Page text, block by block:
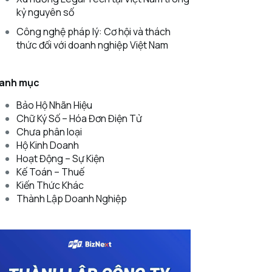
kỷ nguyên số
Công nghệ pháp lý: Cơ hội và thách
thức đối với doanh nghiệp Việt Nam
mục
Bảo Hộ Nhãn Hiệu
Chữ Ký Số – Hóa Đơn Điện Tử
Chưa phân loại
Hộ Kinh Doanh
Hoạt Động – Sự Kiện
Kế Toán – Thuế
Kiến Thức Khác
Thành Lập Doanh Nghiệp